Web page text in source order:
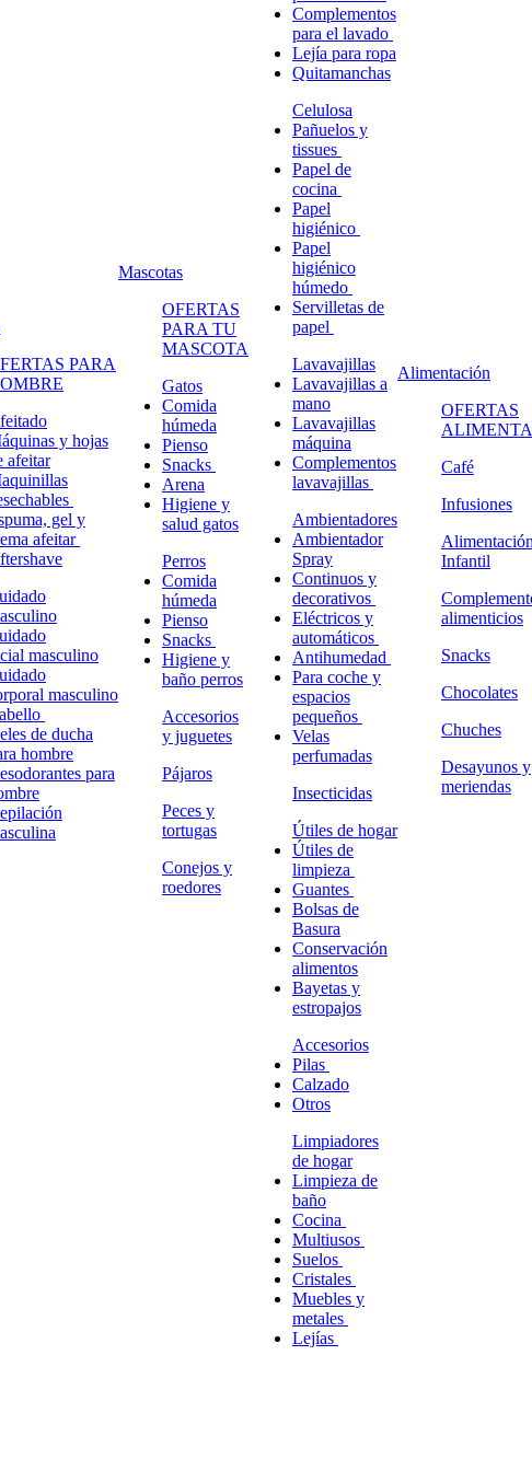
PARA
y hojas
afeitar
gel y
afeitar
masculino
masculino
de ducha
hombre
para
Mascotas
OFERTAS
PARA TU
MASCOTA
Gatos
Comida
húmeda
Pienso
Snacks
Arena
Higiene y
salud gatos
Perros
Comida
húmeda
Pienso
Snacks
Higiene y
baño perros
Accesorios
y juguetes
Pájaros
Peces y
tortugas
Conejos y
roedores
Complementos
para el lavado
Lejía para ropa
Quitamanchas
Celulosa
Pañuelos y
tissues
Papel de
cocina
Papel
higiénico
Papel
higiénico
húmedo
Servilletas de
papel
Lavavajillas
Lavavajillas a
mano
Lavavajillas
máquina
Complementos
lavavajillas
Ambientadores
Ambientador
Spray
Continuos y
decorativos
Eléctricos y
automáticos
Antihumedad
Para coche y
espacios
pequeños
Velas
perfumadas
Insecticidas
Útiles de hogar
Útiles de
limpieza
Guantes
Bolsas de
Basura
Conservación
alimentos
Bayetas y
estropajos
Accesorios
Pilas
Calzado
Otros
Limpiadores
de hogar
Limpieza de
baño
Cocina
Multiusos
Suelos
Cristales
Muebles y
metales
Lejías
Alimentación
OFERTAS
Café
Infusiones
Infantil
alimenticios
Snacks
Chocolates
Chuches
Desayunos y
meriendas